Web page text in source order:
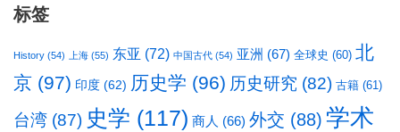
标签
History (54) 上海 (55) 东亚 (72) 中国古代 (54) 亚洲 (67) 全球史 (60) 北
京 (97) 印度 (62) 历史学 (96) 历史研究 (82) 古籍 (61)
台湾 (87) 史学 (117) 商人 (66) 外交 (88) 学术